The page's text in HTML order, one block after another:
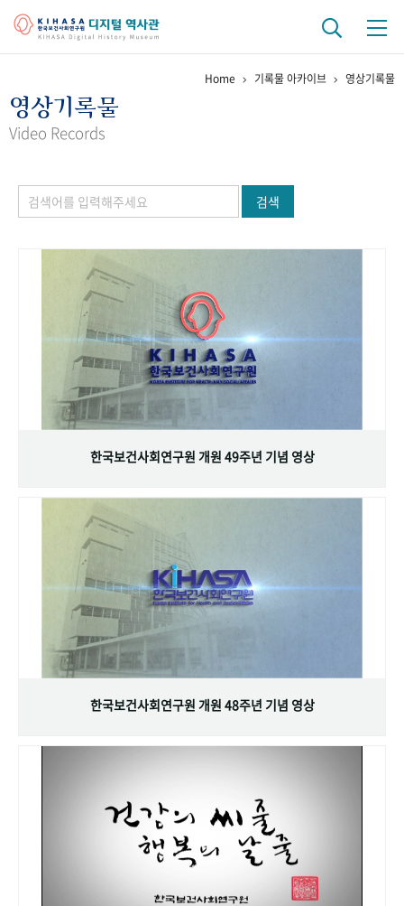
걸어온 길 기관 변천사
정책과 연구 키워드로 보는 연구 역사
연구자들
기록물 아카이브
사진 아카이브 문서 기록물 행정박물 영상 기록물
주년 기념
성과 50선 숫자로 보는 50년
VR 역사관
Home 기록물 아카이브 영상기록물
영상기록물
Video Records
검색
한국보건사회연구원 개원 49주년 기념 영상
한국보건사회연구원 개원 48주년 기념 영상